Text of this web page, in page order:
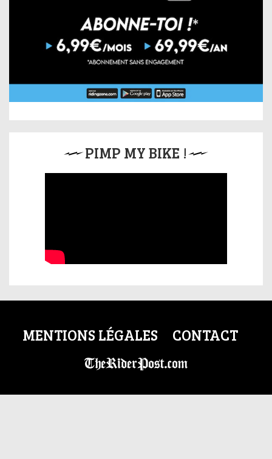
PIMP MY BIKE !
MENTIONS LÉGALES CONTACT